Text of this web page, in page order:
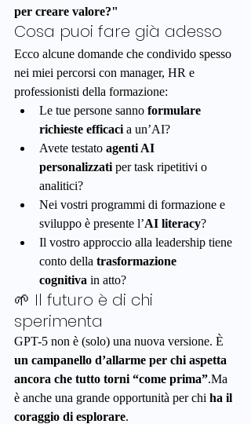
per creare valore?"
Cosa puoi fare già adesso
Ecco alcune domande che condivido spesso
nei miei percorsi con manager, HR e
professionisti della formazione:
Le tue persone sanno formulare
richieste efficaci a un’AI?
Avete testato agenti AI
personalizzati per task ripetitivi o
analitici?
Nei vostri programmi di formazione e
sviluppo è presente l’AI literacy?
Il vostro approccio alla leadership tiene
conto della trasformazione
cognitiva in atto?
🌱 Il futuro è di chi
sperimenta
GPT-5 non è (solo) una nuova versione. È
un campanello d’allarme per chi aspetta
ancora che tutto torni “come prima”.Ma
è anche una grande opportunità per chi ha il
coraggio di esplorare.